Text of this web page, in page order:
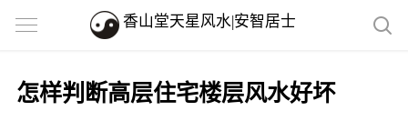
香山堂天星风水|安智居士
怎样判断高层住宅楼层风水好坏